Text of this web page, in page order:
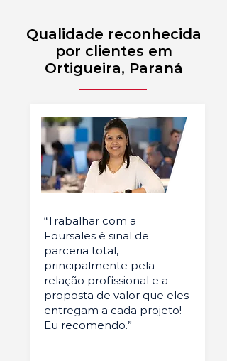
Qualidade reconhecida
por clientes em
Ortigueira, Paraná
“Trabalhar com a
Foursales é sinal de
parceria total,
principalmente pela
relação profissional e a
proposta de valor que eles
entregam a cada projeto!
Eu recomendo.”